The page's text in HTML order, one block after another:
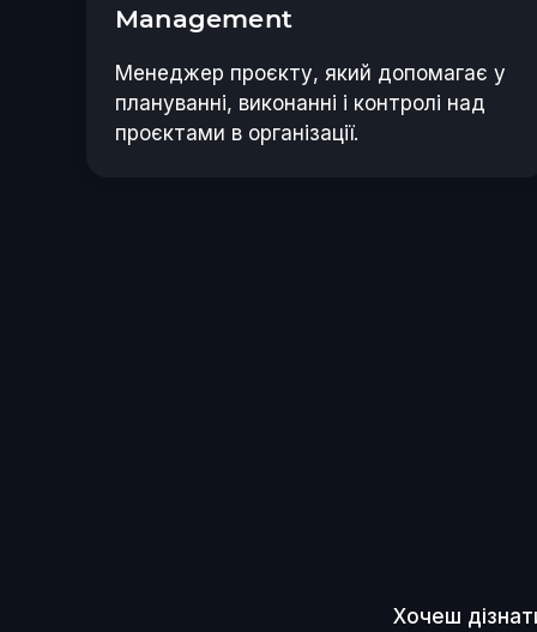
Management
Менеджер проєкту, який допомагає у
плануванні, виконанні і контролі над
проєктами в організації.
Хочеш